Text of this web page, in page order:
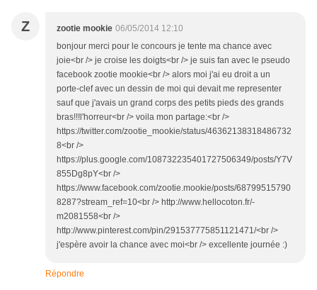
Z zootie mookie 06/05/2014 12:10
bonjour merci pour le concours je tente ma chance avec
joie<br /> je croise les doigts<br /> je suis fan avec le pseudo
facebook zootie mookie<br /> alors moi j'ai eu droit a un
porte-clef avec un dessin de moi qui devait me representer
sauf que j'avais un grand corps des petits pieds des grands
bras!!!l'horreur<br /> voila mon partage:<br />
https://twitter.com/zootie_mookie/status/46362138318486732
8<br />
https://plus.google.com/108732235401727506349/posts/Y7V
855Dg8pY<br />
https://www.facebook.com/zootie.mookie/posts/68799515790
8287?stream_ref=10<br /> http://www.hellocoton.fr/-
m2081558<br />
http://www.pinterest.com/pin/291537775851121471/<br />
j'espère avoir la chance avec moi<br /> excellente journée :)
Répondre